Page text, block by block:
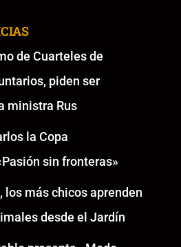
de Cuarteles de
piden ser
ministra Rus
la Copa
sin fronteras»
los más chicos aprenden
desde el Jardín